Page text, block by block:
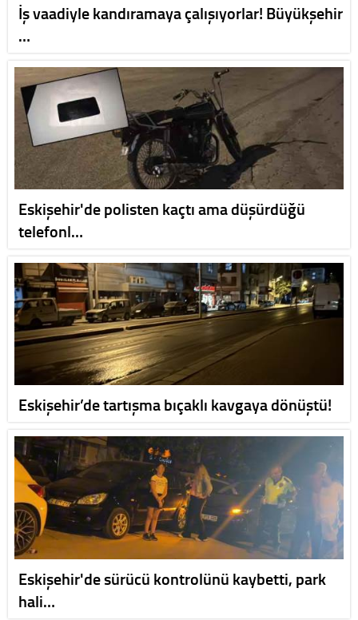
İş vaadiyle kandıramaya çalışıyorlar! Büyükşehir
…
Eskişehir'de polisten kaçtı ama düşürdüğü
telefonl…
Eskişehir’de tartışma bıçaklı kavgaya dönüştü!
Eskişehir'de sürücü kontrolünü kaybetti, park
hali…